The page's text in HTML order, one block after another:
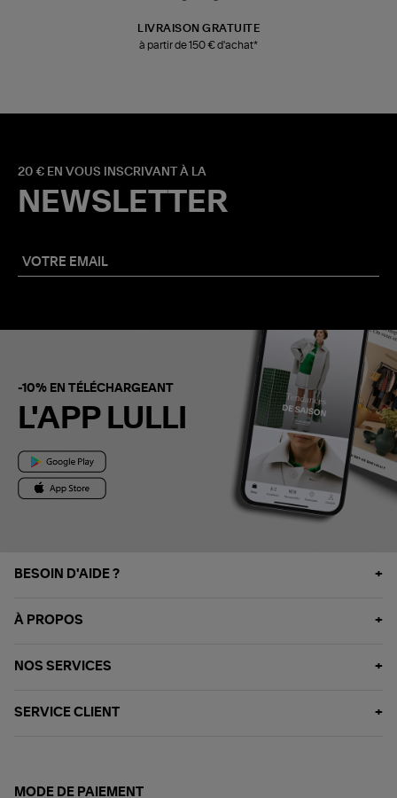
LIVRAISON GRATUITE
à partir de 150 € d'achat*
20 € EN VOUS INSCRIVANT À LA
NEWSLETTER
-10% EN TÉLÉCHARGEANT
L'APP LULLI
BESOIN D'AIDE ?
À PROPOS
NOS SERVICES
SERVICE CLIENT
MODE DE PAIEMENT